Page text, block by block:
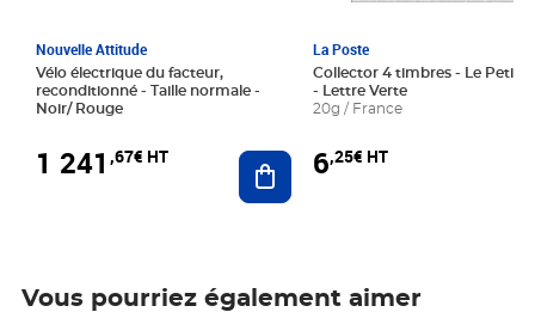
Nouvelle Attitude
Vélo électrique du facteur,
reconditionné - Taille normale -
Noir/ Rouge
1 241 ,67€ HT Ajouter au panier
La Poste
Collector 4 timbres - Le Petit
- Lettre Verte
20g / France
6,25€ HT
Vous pourriez également aimer